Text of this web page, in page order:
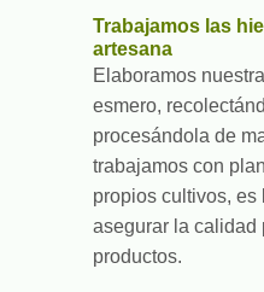
Trabajamos las
artesana
Elaboramos
esmero,
procesándola de
trabajamos con
propios cultivos, es
asegurar la calidad
productos.